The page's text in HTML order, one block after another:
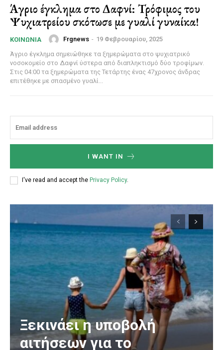
Άγριο έγκλημα στο Δαφνί: Τρόφιμος του
Ψυχιατρείου σκότωσε με γυαλί γυναίκα!
ΚΟΙΝΩΝΊΑ Frgnews - 19 Φεβρουαρίου, 2025
Άγριο έγκλημα σημειώθηκε τα ξημερώματα στο ψυχιατρικό
νοσοκομείο στο Δαφνί ύστερα από διαπληκτισμό δύο τροφίμων.
Στις 04:00 τα ξημερώματα της Τετάρτης ένας 47χρονος άνδρας
επιτέθηκε με σπασμένο γυαλί...
I WANT IN
I've read and accept the Privacy Policy.
Ξεκινάει η υποβολή
αιτήσεων για το